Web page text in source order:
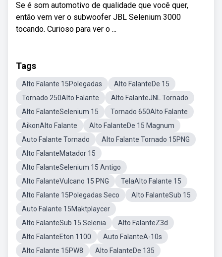
Se é som automotivo de qualidade que você quer,
então vem ver o subwoofer JBL Selenium 3000
tocando. Curioso para ver o ...
Tags
Alto Falante 15Polegadas
Alto FalanteDe 15
Tornado 250Alto Falante
Alto FalanteJNL Tornado
Alto FalanteSelenium 15
Tornado 650Alto Falante
AikonAlto Falante
Alto FalanteDe 15 Magnum
Auto Falante Tornado
Alto Falante Tornado 15PNG
Alto FalanteMatador 15
Alto FalanteSelenium 15 Antigo
Alto FalanteVulcano 15 PNG
TelaAlto Falante 15
Alto Falante 15Polegadas Seco
Alto FalanteSub 15
Auto Falante 15Maktplaycer
Alto FalanteSub 15 Selenia
Alto FalanteZ3d
Alto FalanteEton 1100
Auto FalanteA-10s
Alto Falante 15PW8
Alto FalanteDe 135